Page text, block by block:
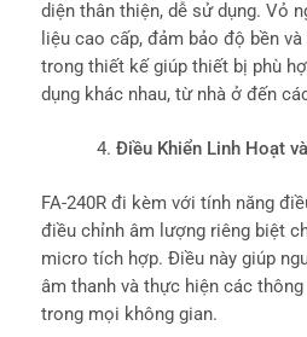
diện thân thiện, dễ sử dụng. Vỏ
liệu cao cấp, đảm bảo độ bền
trong thiết kế giúp thiết bị phù
dụng khác nhau, từ nhà ở đến
Điều Khiển Linh Hoạt
FA-240R đi kèm với tính năng
điều chỉnh âm lượng riêng biệt
micro tích hợp. Điều này giúp
âm thanh và thực hiện các
trong mọi không gian.